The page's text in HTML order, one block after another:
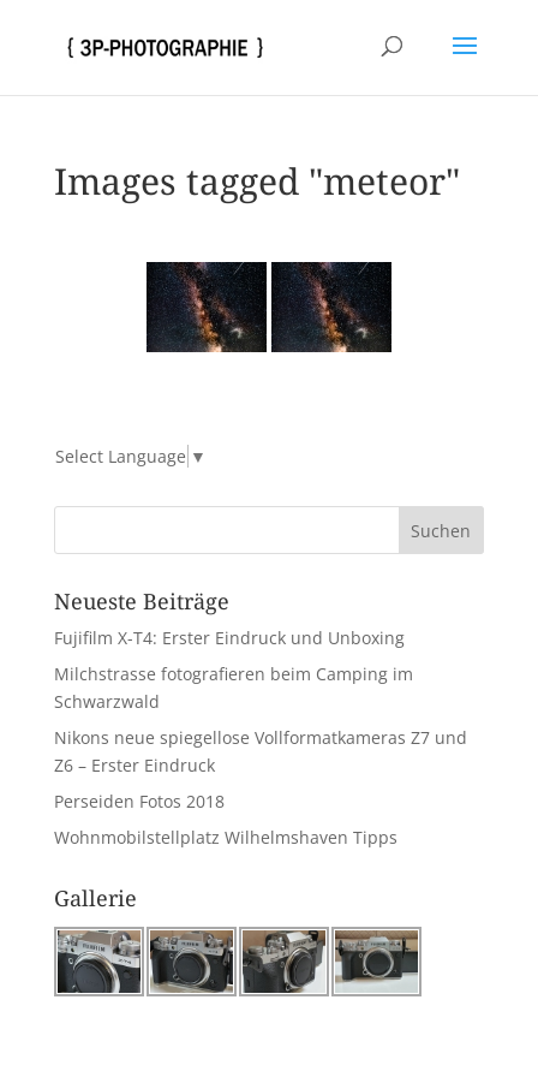
Images tagged "meteor"
Select Language ▼
Neueste Beiträge
Fujifilm X-T4: Erster Eindruck und Unboxing
Milchstrasse fotografieren beim Camping im
Schwarzwald
Nikons neue spiegellose Vollformatkameras Z7 und
Z6 – Erster Eindruck
Perseiden Fotos 2018
Wohnmobilstellplatz Wilhelmshaven Tipps
Gallerie